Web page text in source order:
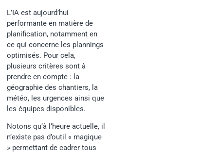
L’IA est aujourd’hui
performante en matière de
planification, notamment en
ce qui concerne les plannings
optimisés. Pour cela,
plusieurs critères sont à
prendre en compte : la
géographie des chantiers, la
météo, les urgences ainsi que
les équipes disponibles.
Notons qu’à l’heure actuelle, il
n’existe pas d’outil « magique
» permettant de cadrer tous